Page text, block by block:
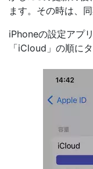
ます。その時は、
iPhoneの設定アプ
「iCloud」の順に